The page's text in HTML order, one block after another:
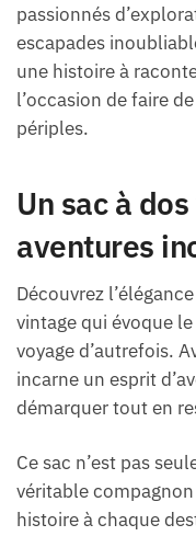
passionnés
escapades
une histoire à
l’occasion de faire
périples.
Un sac à
aventures
Découvrez
vintage qui évoque
voyage d’autrefois.
incarne un esprit
démarquer tout en
Ce sac n’est pas
véritable
histoire à chaque